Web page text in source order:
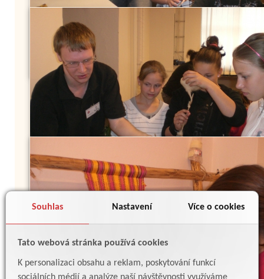
Souhlas Nastavení Více o cookies
Tato webová stránka používá cookies
K personalizaci obsahu a reklam, poskytování funkcí